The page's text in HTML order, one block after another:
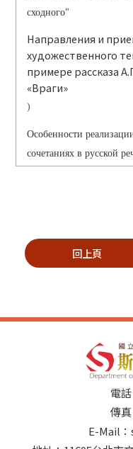
сходного"
Направления и
художественного
примере рассказа
«Враги»
)
Особенности
сочетаниях в русской
回上頁
電
傳
E-Mail